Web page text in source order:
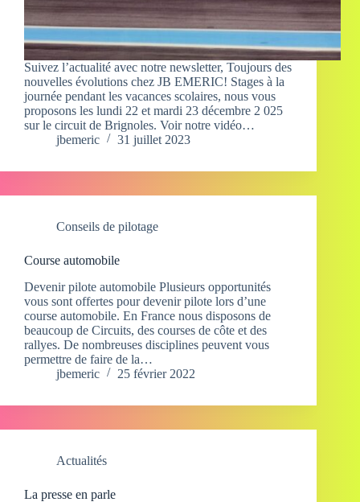
Suivez l’actualité avec notre newsletter, Toujours des
nouvelles évolutions chez JB EMERIC! Stages à la
journée pendant les vacances scolaires, nous vous
proposons les lundi 22 et mardi 23 décembre 2 025
sur le circuit de Brignoles. Voir notre vidéo…
jbemeric
31 juillet 2023
Conseils de pilotage
Course automobile
Devenir pilote automobile Plusieurs opportunités
vous sont offertes pour devenir pilote lors d’une
course automobile. En France nous disposons de
beaucoup de Circuits, des courses de côte et des
rallyes. De nombreuses disciplines peuvent vous
permettre de faire de la…
jbemeric
25 février 2022
Actualités
La presse en parle